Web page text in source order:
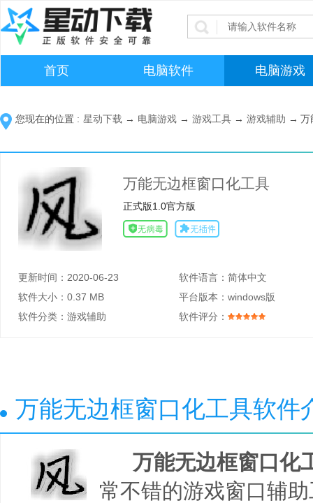
首页 电脑软件 电脑游戏
您现在的位置 : 星动下载 → 电脑游戏 → 游戏工具 → 游戏辅助 → 万
万能无边框窗口化工具
正式版1.0官方版
更新时间： 2020-06-23 软件语言：简体中文
软件大小： 0.37 MB 平台版本：windows版
软件分类： 游戏辅助 软件评分：
万能无边框窗口化工具软件
万能无边框窗口化
常不错的游戏窗口辅